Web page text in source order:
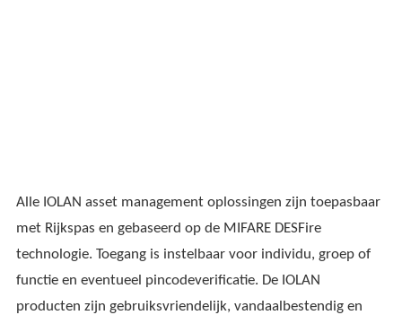
Alle IOLAN asset management oplossingen zijn toepasbaar
met Rijkspas en gebaseerd op de MIFARE DESFire
technologie. Toegang is instelbaar voor individu, groep of
functie en eventueel pincodeverificatie. De IOLAN
producten zijn gebruiksvriendelijk, vandaalbestendig en